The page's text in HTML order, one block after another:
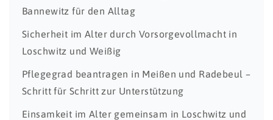
Bannewitz für den Alltag
Sicherheit im Alter durch Vorsorgevollmacht in
Loschwitz und Weißig
Pflegegrad beantragen in Meißen und Radebeul –
Schritt für Schritt zur Unterstützung
Einsamkeit im Alter gemeinsam in Loschwitz und